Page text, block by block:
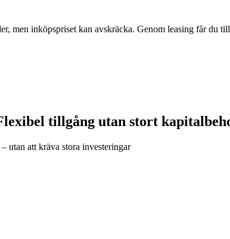
men inköpspriset kan avskräcka. Genom leasing får du
tillgång utan stort
utan att kräva stora investeringar